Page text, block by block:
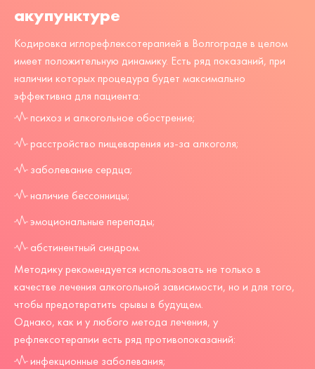
акупунктуре
Кодировка иглорефлексотерапией в Волгограде в целом
имеет положительную динамику. Есть ряд показаний, при
наличии которых процедура будет максимально
эффективна для пациента:
психоз и алкогольное обострение;
расстройство пищеварения из-за алкоголя;
заболевание сердца;
наличие бессонницы;
эмоциональные перепады;
абстинентный синдром.
Методику рекомендуется использовать не только в
качестве лечения алкогольной зависимости, но и для того,
чтобы предотвратить срывы в будущем.
Однако, как и у любого метода лечения, у
рефлексотерапии есть ряд противопоказаний:
инфекционные заболевания;